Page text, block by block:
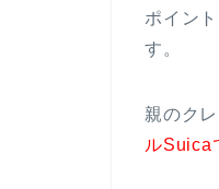
ポイン
す。
親のク
ルSuica